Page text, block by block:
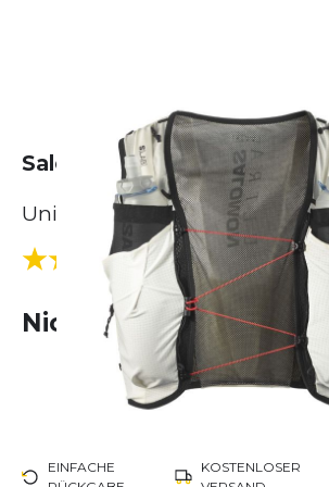
Salomon S/Lab Ultra 10 Set
Unisex
5.0 (1 Bewertungen)
Nicht lieferbar
EINFACHE
KOSTENLOSER